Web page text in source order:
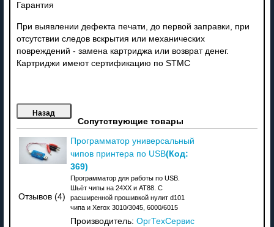
Гарантия
При выявлении дефекта печати, до первой заправки, при
отсутствии следов вскрытия или механических
повреждений - замена картриджа или возврат денег.
Картриджи имеют сертификацию по STMC
Сопутствующие товары
Отзывов (4)
Программатор универсальный
чипов принтера по USB(Код:
369)
Программатор для работы по USB.
Шьёт чипы на 24XX и АТ88. C
расширенной прошивкой нулит d101
чипа и Xerox 3010/3045, 6000/6015
Производитель: ОргТехСервис